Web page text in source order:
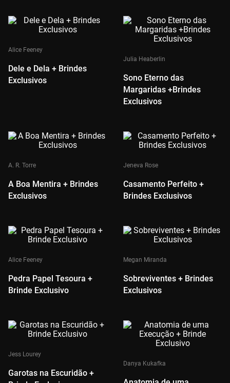
Alice Feeney
Dele e Dela + Brindes
Exclusivos
Julia Heaberlin
Sono Eterno das
Margaridas +Brindes
Exclusivos
A. R. Torre
A Boa Mentira + Brindes
Exclusivos
Jeneva Rose
Casamento Perfeito +
Brindes Exclusivos
Alice Feeney
Pedra Papel Tesoura +
Brinde Exclusivo
Megan Miranda
Sobreviventes + Brindes
Exclusivos
Jess Lourey
Garotas na Escuridão +
Danya Kukafka